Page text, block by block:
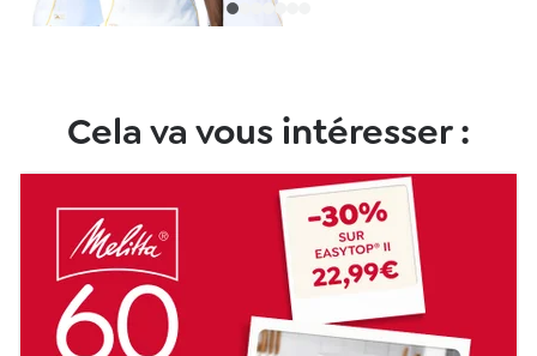
Cela va vous intéresser :